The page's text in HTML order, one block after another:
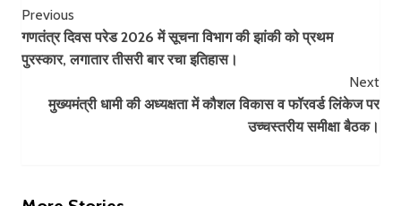
Post
Navigation
Previous
गणतंत्र दिवस परेड 2026 में सूचना विभाग की झांकी को प्रथम
पुरस्कार, लगातार तीसरी बार रचा इतिहास।
Next
मुख्यमंत्री धामी की अध्यक्षता में कौशल विकास व फॉरवर्ड लिंकेज पर
उच्चस्तरीय समीक्षा बैठक।